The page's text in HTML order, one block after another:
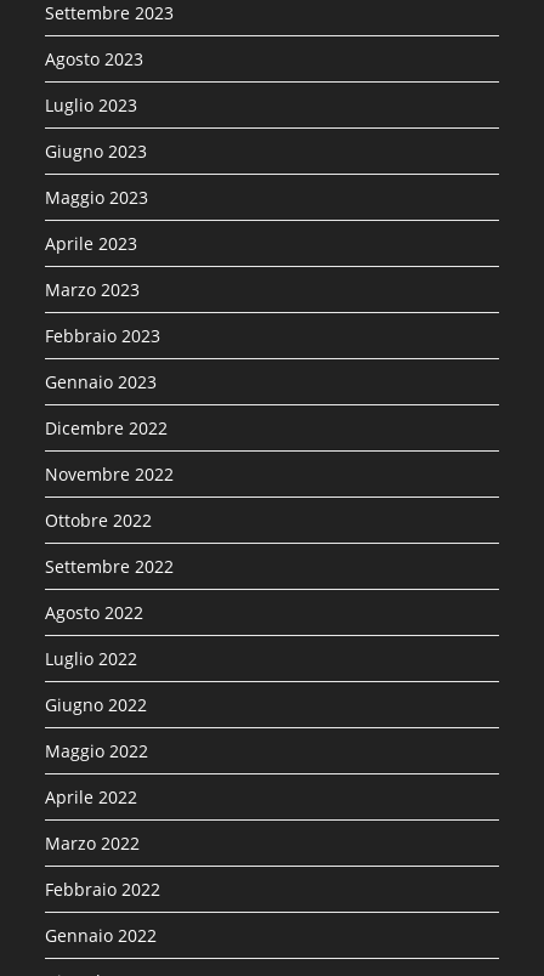
Settembre 2023
Agosto 2023
Luglio 2023
Giugno 2023
Maggio 2023
Aprile 2023
Marzo 2023
Febbraio 2023
Gennaio 2023
Dicembre 2022
Novembre 2022
Ottobre 2022
Settembre 2022
Agosto 2022
Luglio 2022
Giugno 2022
Maggio 2022
Aprile 2022
Marzo 2022
Febbraio 2022
Gennaio 2022